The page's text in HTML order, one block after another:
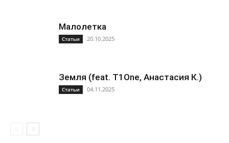
Малолетка
Статьи 20.10.2025
Земля (feat. T1One, Анастасия К.)
Статьи 04.11.2025